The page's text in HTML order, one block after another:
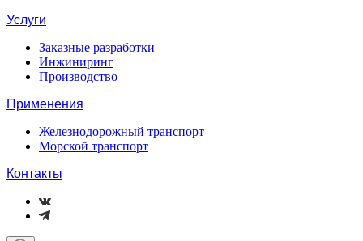
Услуги
Заказные разработки
Инжиниринг
Производство
Применения
Железнодорожный транспорт
Морской транспорт
Контакты